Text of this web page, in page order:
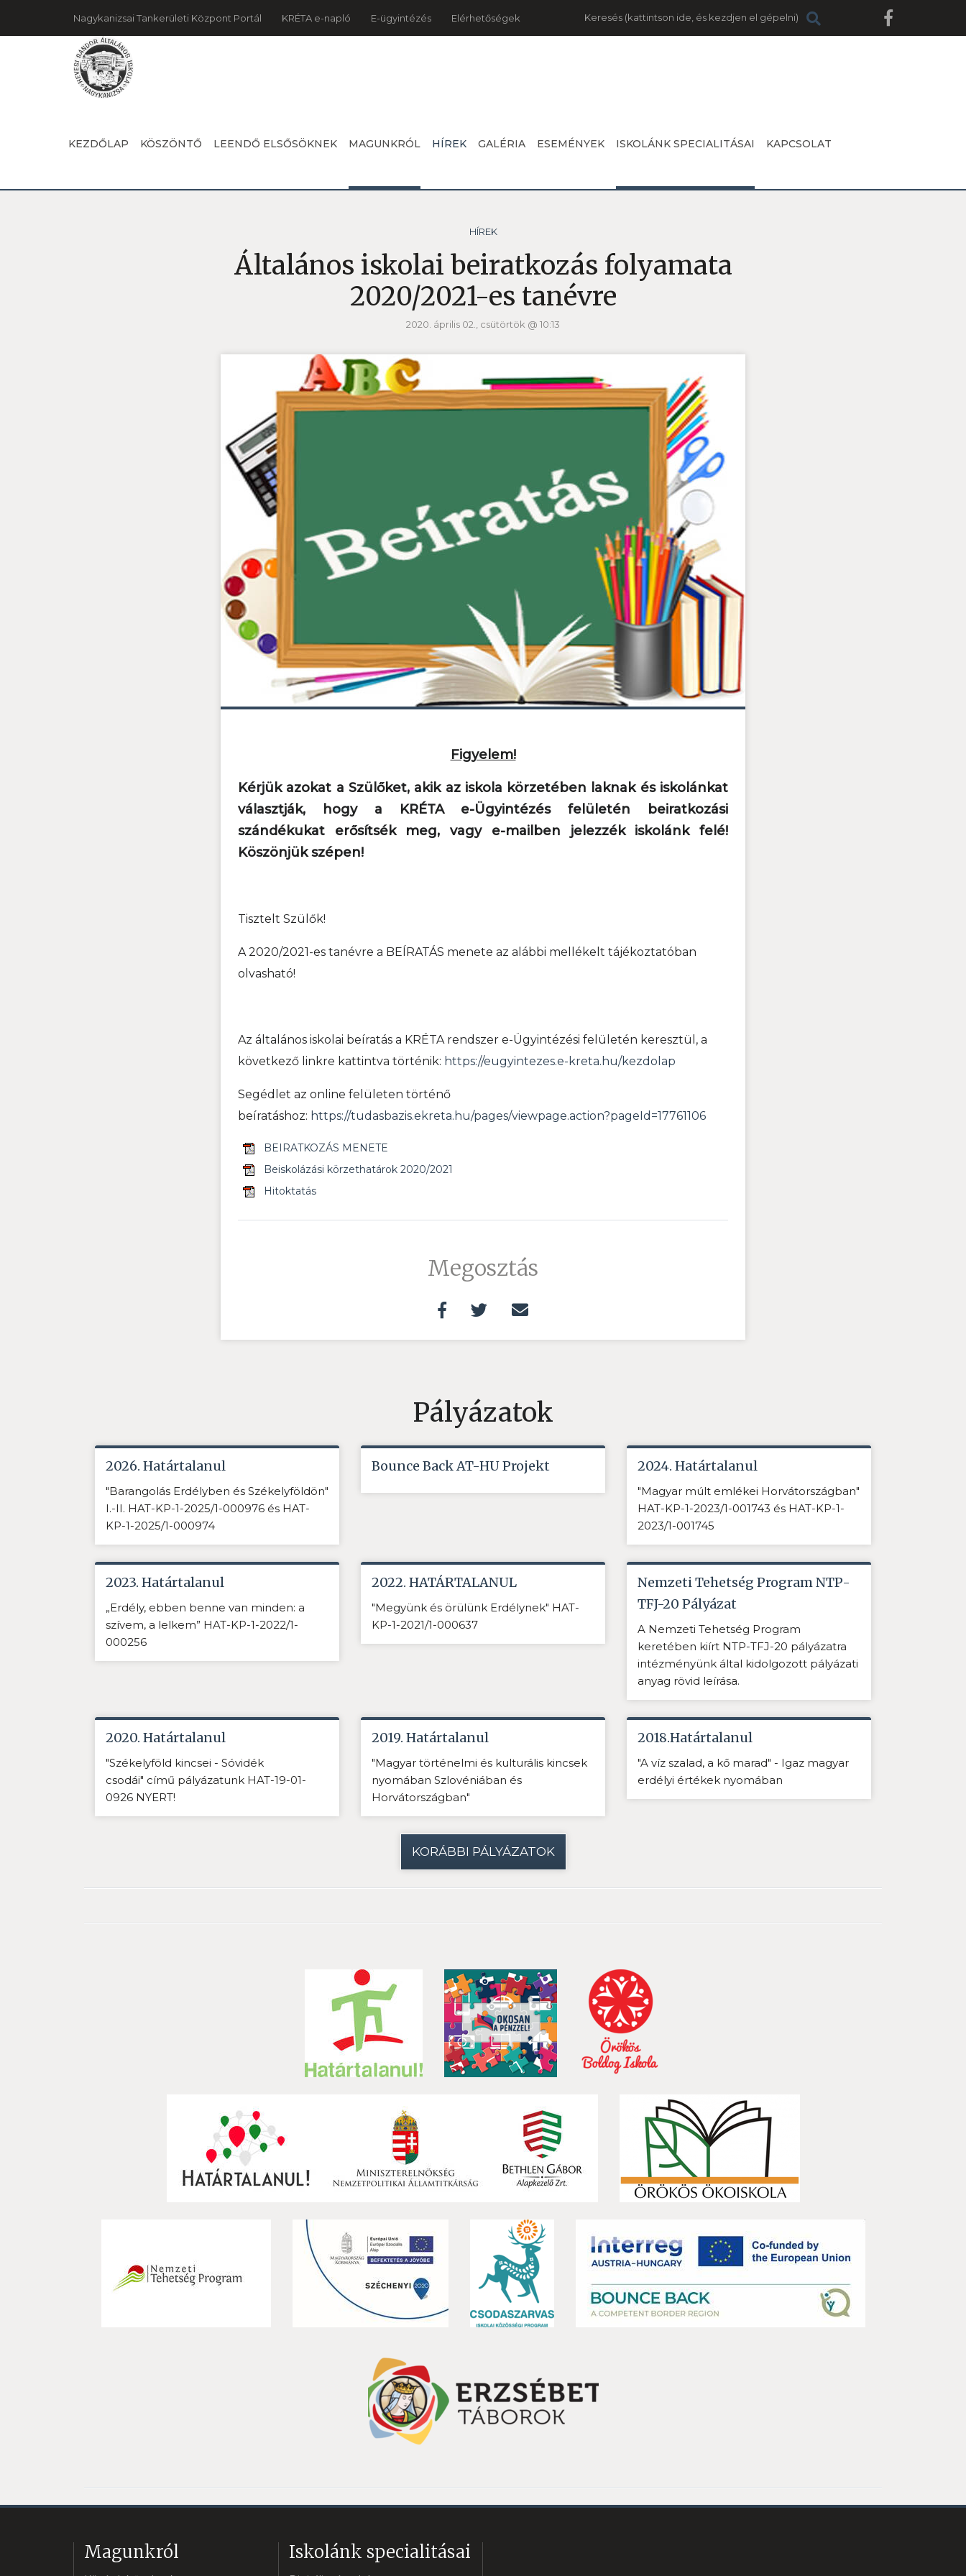
Nagykanizsai Tankerületi Központ Portál KRÉTA e-napló E-ügyintézés Elérhetőségek Keresés
KEZDŐLAP KÖSZÖNTŐ LEENDŐ ELSŐSÖKNEK MAGUNKRÓL HÍREK GALÉRIA ESEMÉNYEK ISKOLÁNK SPECIALITÁSAI KAPCSOLAT
HÍREK
Általános iskolai beiratkozás folyamata
2020/2021-es tanévre
2020. április 02., csütörtök @ 10:13
Figyelem!
Kérjük azokat a Szülőket, akik az iskola körzetében laknak és iskolánkat
választják, hogy a KRÉTA e-Ügyintézés felületén beiratkozási
szándékukat erősítsék meg, vagy e-mailben jelezzék iskolánk felé!
Köszönjük szépen!
Tisztelt Szülők!
A 2020/2021-es tanévre a BEÍRATÁS menete az alábbi mellékelt tájékoztatóban
olvasható!
Az általános iskolai beíratás a KRÉTA rendszer e-Ügyintézési felületén keresztül, a
következő linkre kattintva történik: https://eugyintezes.e-kreta.hu/kezdolap
Segédlet az online felületen történő
beíratáshoz: https://tudasbazis.ekreta.hu/pages/viewpage.action?pageId=17761106
BEIRATKOZÁS MENETE
Beiskolázási körzethatárok 2020/2021
Hitoktatás
Megosztás
Pályázatok
2026. Határtalanul
"Barangolás Erdélyben és Székelyföldön"
I.-II. HAT-KP-1-2025/1-000976 és HAT-
KP-1-2025/1-000974
Bounce Back AT-HU Projekt 2024. Határtalanul
"Magyar múlt emlékei Horvátországban"
HAT-KP-1-2023/1-001743 és HAT-KP-1-
2023/1-001745
2023. Határtalanul
„Erdély, ebben benne van minden: a
szívem, a lelkem” HAT-KP-1-2022/1-
000256
2022. HATÁRTALANUL
"Megyünk és örülünk Erdélynek" HAT-
KP-1-2021/1-000637
Nemzeti Tehetség Program NTP-
TFJ-20 Pályázat
A Nemzeti Tehetség Program
keretében kiírt NTP-TFJ-20 pályázatra
intézményünk által kidolgozott pályázati
anyag rövid leírása.
2020. Határtalanul
"Székelyföld kincsei - Sóvidék
csodái" című pályázatunk HAT-19-01-
0926 NYERT!
2019. Határtalanul
"Magyar történelmi és kulturális kincsek
nyomában Szlovéniában és
Horvátországban"
2018.Határtalanul
"A víz szalad, a kő marad" - Igaz magyar
erdélyi értékek nyomában
KORÁBBI PÁLYÁZATOK
Magunkról Iskolánk specialitásai